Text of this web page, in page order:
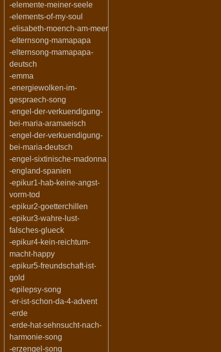
-elemente-meiner-seele
-elements-of-my-soul
-elisabeth-moench-am-meer
-elternsong-mamapapa
-elternsong-mamapapa-
deutsch
-emma
-energiewolken-im-
gespraech-song
-engel-der-verkuendigung-
bei-maria-aramaeisch
-engel-der-verkuendigung-
bei-maria-deutsch
-engel-sixtinische-madonna
-england-spanien
-epikur1-hab-keine-angst-
vorm-tod
-epikur2-goetterchillen
-epikur3-wahre-lust-
falsches-glueck
-epikur4-kein-reichtum-
macht-happy
-epikur5-freundschaft-ist-
gold
-epilepsy-song
-er-ist-schon-da-4-advent
-erde
-erde-hat-sehnsucht-nach-
harmonie-song
-erzengel-song